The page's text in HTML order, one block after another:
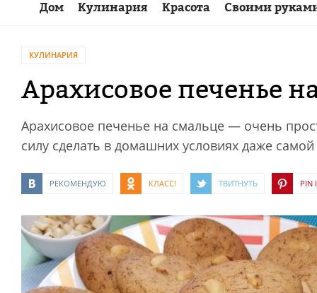
Дом Кулинария Красота Своими
КУЛИНАРИЯ
Арахисовое печенье
Арахисовое печенье на смальце — очень
силу сделать в домашних условиях даже
РЕКОМЕНДУЮ КЛАСС! ТВИТНУТЬ PIN